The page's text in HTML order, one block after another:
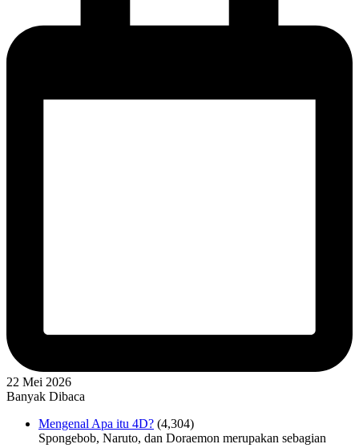
22 Mei 2026
Banyak Dibaca
Mengenal Apa itu 4D? (4,304)
Spongebob, Naruto, dan Doraemon merupakan sebagian